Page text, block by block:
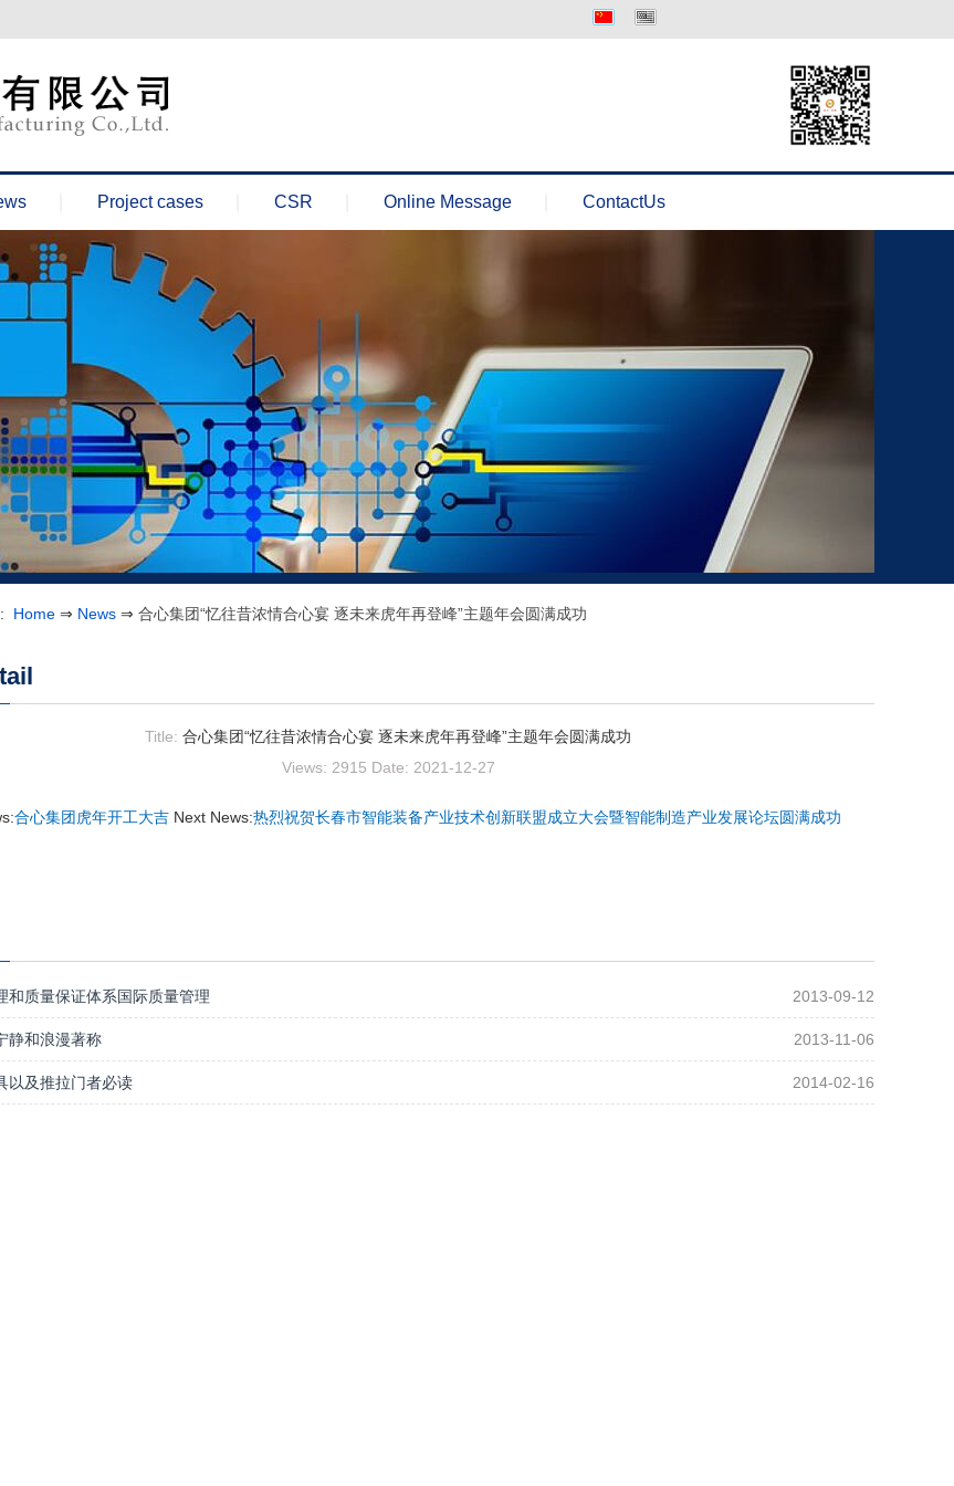
Project cases CSR Online Message ContactUs
Home ⇒ News ⇒ 合心集团“忆往昔浓情合心宴 逐未来虎年再登峰”主题年会圆满成功
Title: 合心集团“忆往昔浓情合心宴 逐未来虎年再登峰”主题年会圆满成功
Views: 2915 Date: 2021-12-27
合心集团虎年开工大吉 Next News:热烈祝贺长春市智能装备产业技术创新联盟成立大会暨智能制造产业发展论坛圆满成功
和质量保证体系国际质量管理 2013-09-12
静和浪漫著称 2013-11-06
以及推拉门者必读 2014-02-16